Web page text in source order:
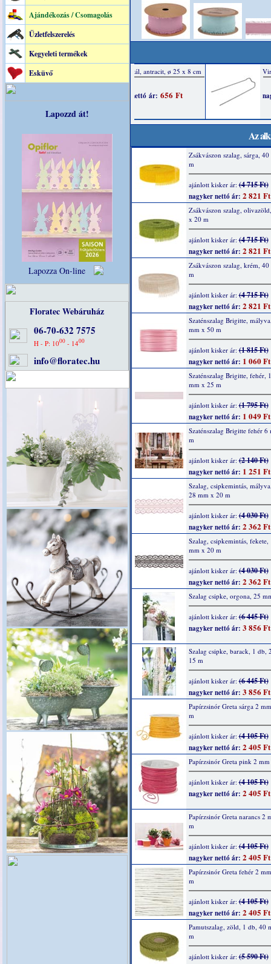
Ajándékozás / Csomagolás
Üzletfelszerelés
Kegyeleti termékek
Esküvő
Lapozzd át!
Lapozza On-line
Floratec Webáruház
06-70-632 7575
H - P: 1000 - 1400
info@floratec.hu
Az
Zsákvászon szalag, sárga,
m
ajánlott kisker ár:(4 715 Ft)
nagyker nettó ár: 2 821 Ft
Zsákvászon szalag,
x 20 m
ajánlott kisker ár:(4 715 Ft)
nagyker nettó ár: 2 821 Ft
Zsákvászon szalag, krém,
m
ajánlott kisker ár:(4 715 Ft)
nagyker nettó ár: 2 821 Ft
Szaténszalag Brigitte,
mm x 50 m
ajánlott kisker ár:(1 815 Ft)
nagyker nettó ár: 1 060 Ft
Szaténszalag Brigitte, fehér,
mm x 25 m
ajánlott kisker ár:(1 795 Ft)
nagyker nettó ár: 1 049 Ft
Szaténszalag Brigitte fehér 6
m
ajánlott kisker ár:(2 140 Ft)
nagyker nettó ár: 1 251 Ft
Szalag, csipkemintás,
28 mm x 20 m
ajánlott kisker ár:(4 030 Ft)
nagyker nettó ár: 2 362 Ft
Szalag, csipkemintás,
mm x 20 m
ajánlott kisker ár:(4 030 Ft)
nagyker nettó ár: 2 362 Ft
Szalag csipke, orgona, 25
ajánlott kisker ár:(6 445 Ft)
nagyker nettó ár: 3 856 Ft
Szalag csipke, barack, 1 db,
15 m
ajánlott kisker ár:(6 445 Ft)
nagyker nettó ár: 3 856 Ft
Papírzsinór Greta sárga 2
m
ajánlott kisker ár:(4 105 Ft)
nagyker nettó ár: 2 405 Ft
Papírzsinór Greta pink 2
ajánlott kisker ár:(4 105 Ft)
nagyker nettó ár: 2 405 Ft
Papírzsinór Greta narancs 2
m
ajánlott kisker ár:(4 105 Ft)
nagyker nettó ár: 2 405 Ft
Papírzsinór Greta fehér 2
m
ajánlott kisker ár:(4 105 Ft)
nagyker nettó ár: 2 405 Ft
Pamutszalag, zöld, 1 db, 40
m
ajánlott kisker ár:(5 590 Ft)